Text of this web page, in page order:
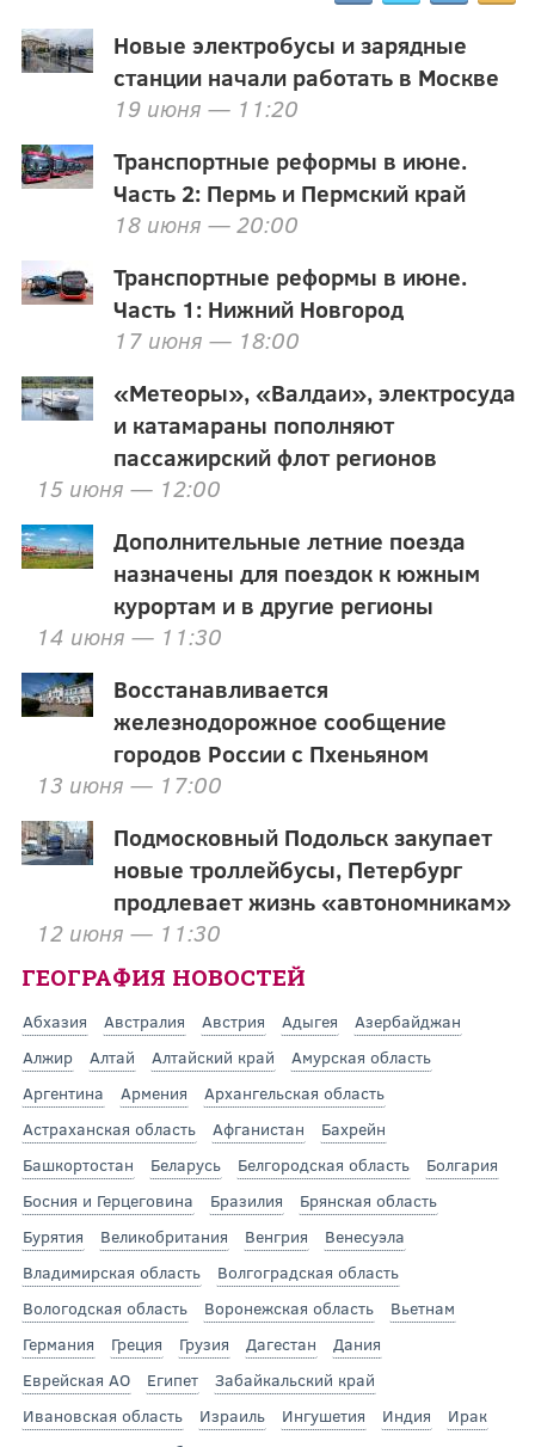
Новые электробусы и зарядные
станции начали работать в Москве
19 июня — 11:20
Транспортные реформы в июне.
Часть 2: Пермь и Пермский край
18 июня — 20:00
Транспортные реформы в июне.
Часть 1: Нижний Новгород
17 июня — 18:00
«Метеоры», «Валдаи», электросуда
и катамараны пополняют
пассажирский флот регионов
15 июня — 12:00
Дополнительные летние поезда
назначены для поездок к южным
курортам и в другие регионы
14 июня — 11:30
Восстанавливается
железнодорожное сообщение
городов России с Пхеньяном
13 июня — 17:00
Подмосковный Подольск закупает
новые троллейбусы, Петербург
продлевает жизнь «автономникам»
12 июня — 11:30
ГЕОГРАФИЯ НОВОСТЕЙ
Абхазия Австралия Австрия Адыгея
Азербайджан
Алжир
Алтай Алтайский край
Амурская область
Аргентина
Армения
Архангельская область
Астраханская область
Афганистан
Бахрейн
Башкортостан
Беларусь Белгородская область
Болгария
Босния и Герцеговина
Бразилия
Брянская область
Бурятия
Великобритания Венгрия
Венесуэла
Владимирская область
Волгоградская область
Вологодская область
Воронежская область
Вьетнам
Германия
Греция Грузия Дагестан
Дания
Еврейская АО
Египет
Забайкальский край
Ивановская область
Израиль Ингушетия Индия
Ирак